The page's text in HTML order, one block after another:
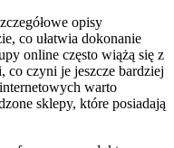
opisy
co ułatwia dokonanie
online często wiążą się z
co czyni je jeszcze bardziej
warto
sklepy, które posiadają